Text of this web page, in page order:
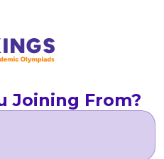
Joining From?